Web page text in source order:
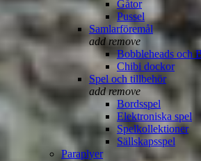
Gåtor
Pussel
Samlarföremål
add remove
Bobbleheads och
Chibi dockor
Spel och tillbehör
add remove
Bordsspel
Elektroniska spel
Spelkollektioner
Sällskapsspel
Paraplyer